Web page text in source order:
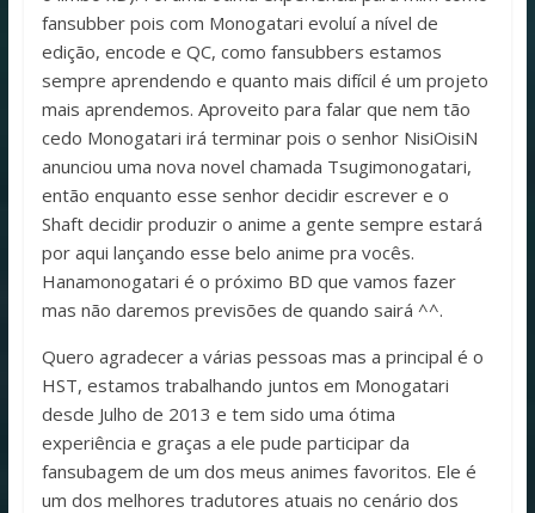
fansubber pois com Monogatari evoluí a nível de
edição, encode e QC, como fansubbers estamos
sempre aprendendo e quanto mais difícil é um projeto
mais aprendemos. Aproveito para falar que nem tão
cedo Monogatari irá terminar pois o senhor NisiOisiN
anunciou uma nova novel chamada Tsugimonogatari,
então enquanto esse senhor decidir escrever e o
Shaft decidir produzir o anime a gente sempre estará
por aqui lançando esse belo anime pra vocês.
Hanamonogatari é o próximo BD que vamos fazer
mas não daremos previsões de quando sairá ^^.
Quero agradecer a várias pessoas mas a principal é o
HST, estamos trabalhando juntos em Monogatari
desde Julho de 2013 e tem sido uma ótima
experiência e graças a ele pude participar da
fansubagem de um dos meus animes favoritos. Ele é
um dos melhores tradutores atuais no cenário dos